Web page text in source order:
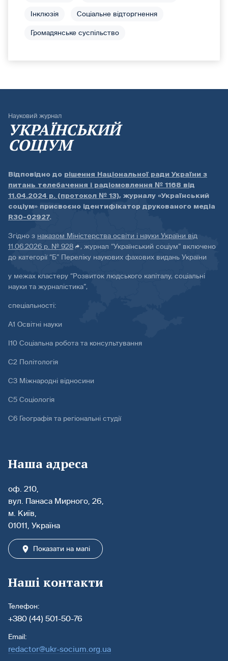
Інклюзія Соціальне відторгнення
Громадянське суспільство
Науковий журнал
УКРАЇНСЬКИЙ
СОЦІУМ
Відповідно до рішення Національної ради України з
питань телебачення і радіомовлення № 1168 від
11.04.2024 р. (протокол № 13), журналу «Український
соціум» присвоєно ідентифікатор друкованого медіа
R30-02927.
Згідно з наказом Міністерства освіти і науки України від
11.06.2026 р. № 928
, журнал “Український соціум” включено
до категорії “Б” Переліку наукових фахових видань України
у межах кластеру “Розвиток людського капіталу, соціальні
науки та журналістика”,
спеціальності:
А1 Освітні науки
І10 Соціальна робота та консультування
С2 Політологія
С3 Міжнародні відносини
С5 Соціологія
С6 Географія та регіональні студії
Наша адреса
оф. 210,
вул. Панаса Мирного, 26,
м. Київ,
01011, Україна
Показати на мапі
Наші контакти
Телефон:
+380 (44) 501-50-76
Email:
redactor@ukr-socium.org.ua